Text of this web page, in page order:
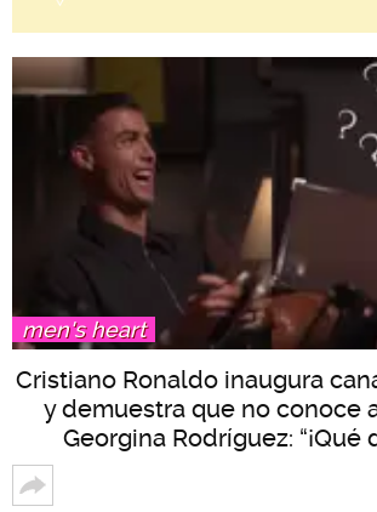
men's heart
Cristiano Ronaldo inaugura
y demuestra que no conoce
Georgina Rodríguez: “¡Qué